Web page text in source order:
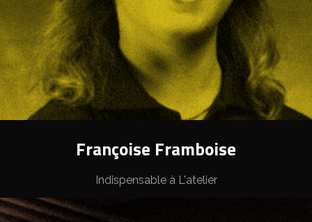
Françoise Framboise
Indispensable à L'atelier